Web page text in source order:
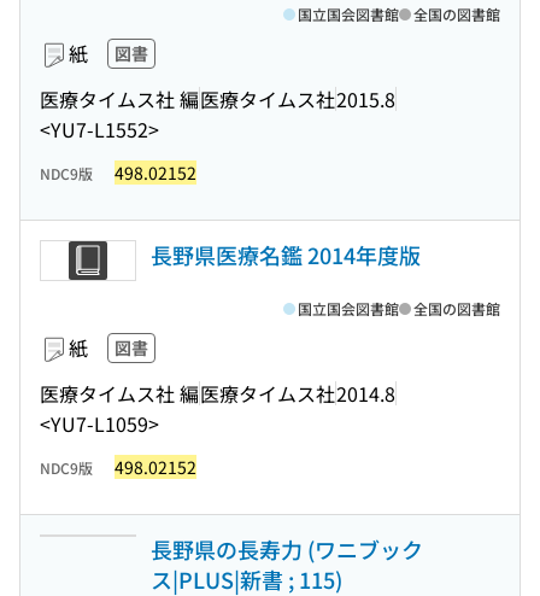
紙 図書
医療タイムス社 編医療タイムス社2015.8
<YU7-L1552>
国立国会図書館 全国の図書館
NDC9版 498.02152
長野県医療名鑑 2014年度版
紙 図書
医療タイムス社 編医療タイムス社2014.8
<YU7-L1059>
国立国会図書館 全国の図書館
NDC9版 498.02152
長野県の長寿力 (ワニブック
ス|PLUS|新書 ; 115)